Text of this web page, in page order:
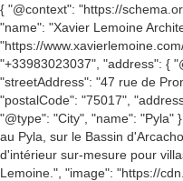
{ "@context": "https://
"name": "Xavier Lemoine
"https://
"+33983023037", "address": {
"streetAddress": "47 rue de
"postalCode": "75017",
"@type": "City", "name": "Pyla"
au Pyla, sur le Bassin
d'intérieur sur-mesure pour
Lemoine.", "image": "https://